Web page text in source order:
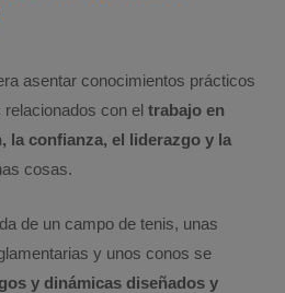
asentar conocimientos prácticos
con el trabajo en
la confianza, el liderazgo y la
cosas.
de un campo de tenis, unas
y unos conos se
y dinámicas diseñados y